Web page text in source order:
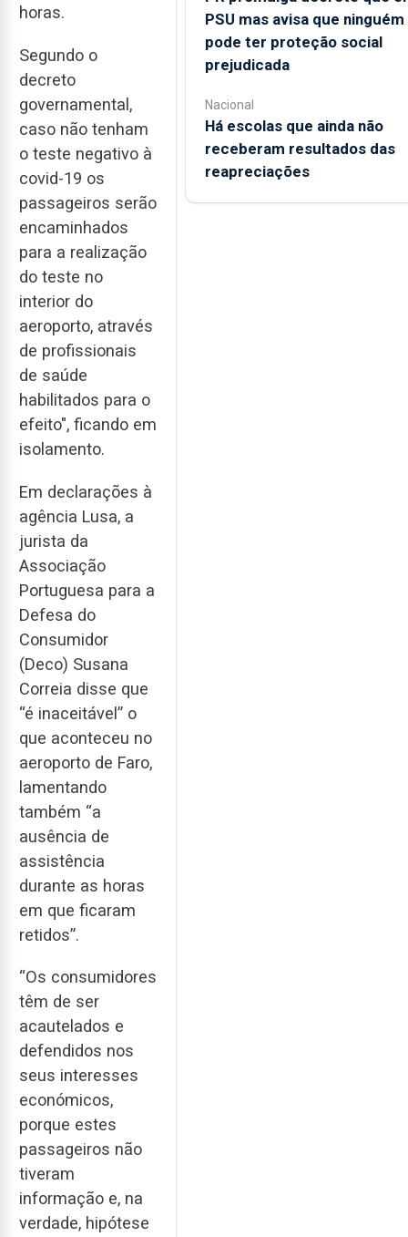
horas.
Segundo o
decreto
governamental,
caso não tenham
o teste negativo à
covid-19 os
passageiros serão
encaminhados
para a realização
do teste no
interior do
aeroporto, através
de profissionais
de saúde
habilitados para o
efeito", ficando em
isolamento.
Em declarações à
agência Lusa, a
jurista da
Associação
Portuguesa para a
Defesa do
Consumidor
(Deco) Susana
Correia disse que
“é inaceitável” o
que aconteceu no
aeroporto de Faro,
lamentando
também “a
ausência de
assistência
durante as horas
em que ficaram
retidos”.
“Os consumidores
têm de ser
acautelados e
defendidos nos
seus interesses
económicos,
porque estes
passageiros não
tiveram
informação e, na
verdade, hipótese
PSU mas avisa que ninguém
pode ter proteção social
prejudicada
Nacional
Há escolas que ainda não
receberam resultados das
reapreciações